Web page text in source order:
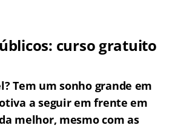
curso gratuito
Tem um sonho grande em
a seguir em frente em
melhor, mesmo com as